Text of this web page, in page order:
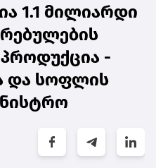
1.1 მილიარდი
-
და სოფლის